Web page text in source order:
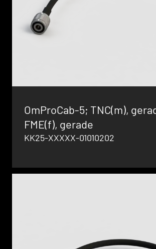
OmProCab-5; TNC(m),
FME(f), gerade
KK25-XXXXX-01010202